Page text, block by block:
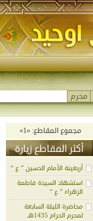
محرم
مجموع المقاطع: «1»
أكثر المقاطع زيارة
أربعينة الأمام الحسين ” ع “
استشهاد السيدة فاطمة
الزهراء ” ع “
محاضرة الليلة السابعة
لمحرم الحرام 1435هـ